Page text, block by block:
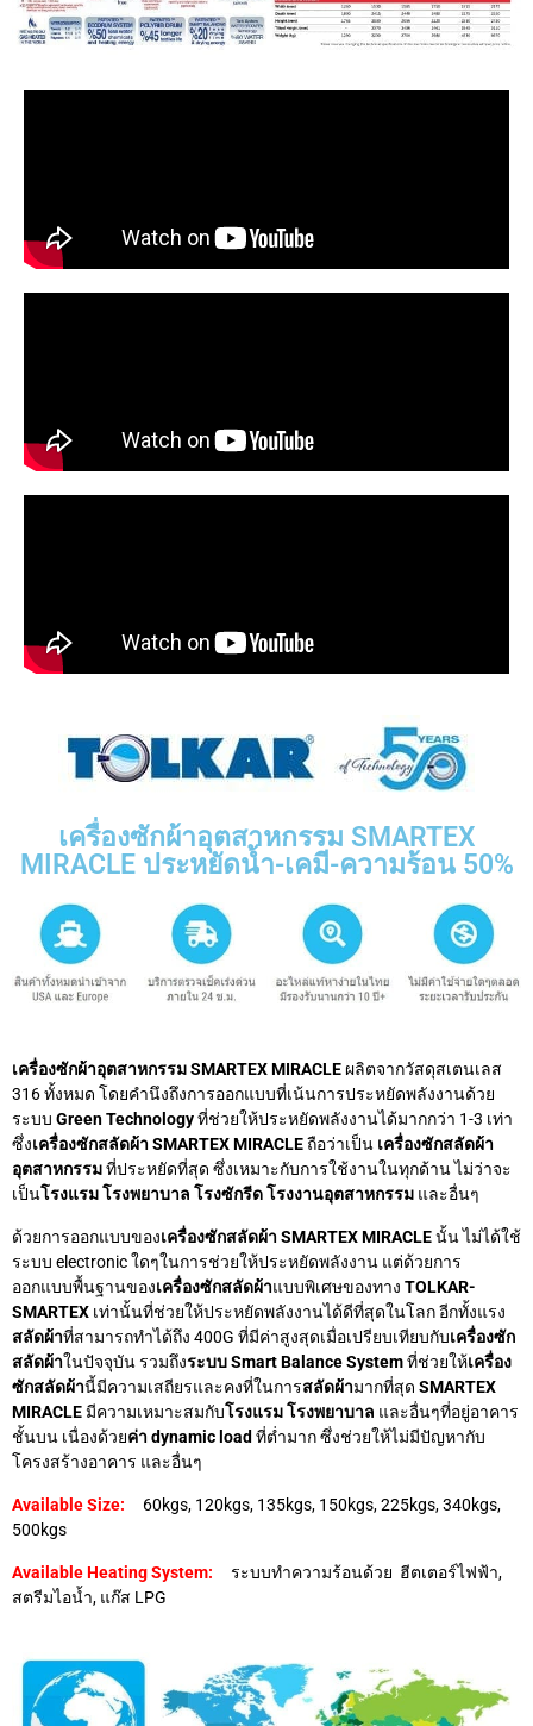
เครื่องซักผ้าอุตสาหกรรม SMARTEX
MIRACLE ประหยัดน้ำ-เคมี-ความร้อน 50%
เครื่องซักผ้าอุตสาหกรรม SMARTEX MIRACLE ผลิตจากวัสดุสเตนเลส
316 ทั้งหมด โดยคำนึงถึงการออกแบบที่เน้นการประหยัดพลังงานด้วย
ระบบ Green Technologyที่ช่วยให้ประหยัดพลังงานได้มากกว่า 1-3 เท่า
ซึ่งเครื่องซักสลัดผ้า SMARTEX MIRACLEถือว่าเป็น เครื่องซักสลัดผ้า
อุตสาหกรรมที่ประหยัดที่สุด ซึ่งเหมาะกับการใช้งานในทุกด้าน ไม่ว่าจะ
เป็นโรงแรม โรงพยาบาล โรงซักรีด โรงงานอุตสาหกรรม และอื่นๆ
ด้วยการออกแบบของเครื่องซักสลัดผ้า SMARTEX MIRACLEนั้น ไม่ได้ใช้
ระบบ electronic ใดๆในการช่วยให้ประหยัดพลังงาน แต่ด้วยการ
ออกแบบพื้นฐานของเครื่องซักสลัดผ้าแบบพิเศษของทาง TOLKAR-
SMARTEX เท่านั้นที่ช่วยให้ประหยัดพลังงานได้ดีที่สุดในโลก อีกทั้งแรง
สลัดผ้าที่สามารถทำได้ถึง 400G ที่มีค่าสูงสุดเมื่อเปรียบเทียบกับเครื่องซัก
สลัดผ้าในปัจจุบัน รวมถึงระบบ Smart Balance Systemที่ช่วยให้เครื่อง
ซักสลัดผ้านี้มีความเสถียรและคงที่ในการสลัดผ้ามากที่สุด SMARTEX
MIRACLEมีความเหมาะสมกับโรงแรม โรงพยาบาล และอื่นๆที่อยู่อาคาร
ชั้นบน เนื่องด้วยค่า dynamic load ที่ต่ำมาก ซึ่งช่วยให้ไม่มีปัญหากับ
โครงสร้างอาคาร และอื่นๆ
Available Size:
60kgs, 120kgs, 135kgs, 150kgs, 225kgs, 340kgs,
500kgs
Available Heating System:
ระบบทำความร้อนด้วย ฮีตเตอร์ไฟฟ้า,
สตรีมไอน้ำ, แก๊ส LPG